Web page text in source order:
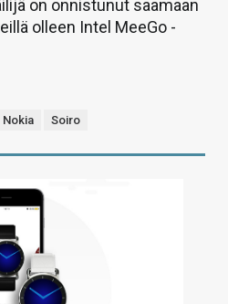
on onnistunut saamaan
olleen Intel MeeGo -
Nokia Soiro